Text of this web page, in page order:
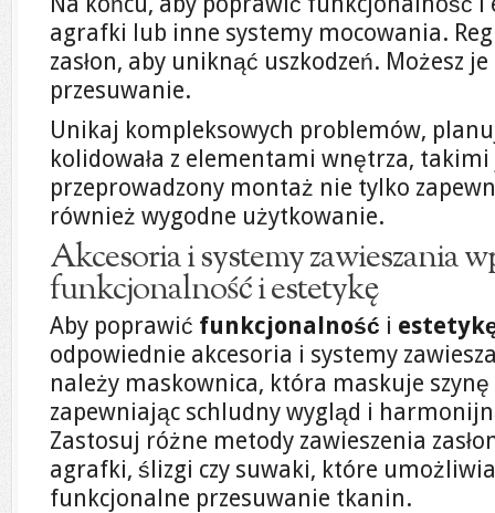
agrafki lub inne systemy mocowania.
zasłon, aby uniknąć uszkodzeń. Możesz
przesuwanie.
Unikaj kompleksowych problemów,
kolidowała z elementami wnętrza,
przeprowadzony montaż nie tylko
również wygodne użytkowanie.
Akcesoria i systemy zawieszania
funkcjonalność i estetykę
Aby poprawić funkcjonalność i
odpowiednie akcesoria i systemy
należy maskownica, która maskuje
zapewniając schludny wygląd i
Zastosuj różne metody zawieszenia
agrafki, ślizgi czy suwaki, które
funkcjonalne przesuwanie tkanin.